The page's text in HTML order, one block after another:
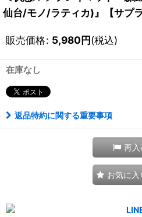
仙台/モノ/ラティカ)』【サプ
販売価格: 5,980円(税込)
在庫なし
返品特約に関する重要事項
再入
お気に入